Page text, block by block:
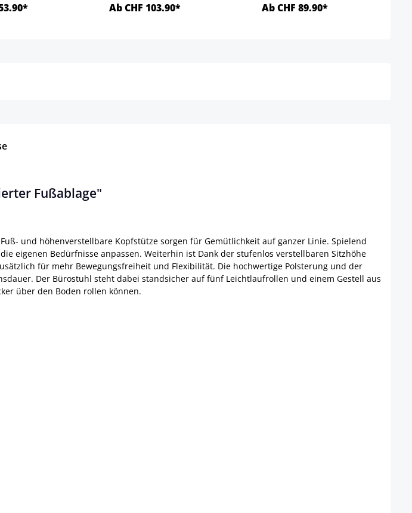
Ab CHF 103.90* Ab CHF 89.90*
Fußablage"
und höhenverstellbare Kopfstütze sorgen für Gemütlichkeit auf ganzer Linie. Spielend
eigenen Bedürfnisse anpassen. Weiterhin ist Dank der stufenlos verstellbaren Sitzhöhe
für mehr Bewegungsfreiheit und Flexibilität. Die hochwertige Polsterung und der
Der Bürostuhl steht dabei standsicher auf fünf Leichtlaufrollen und einem Gestell aus
über den Boden rollen können.